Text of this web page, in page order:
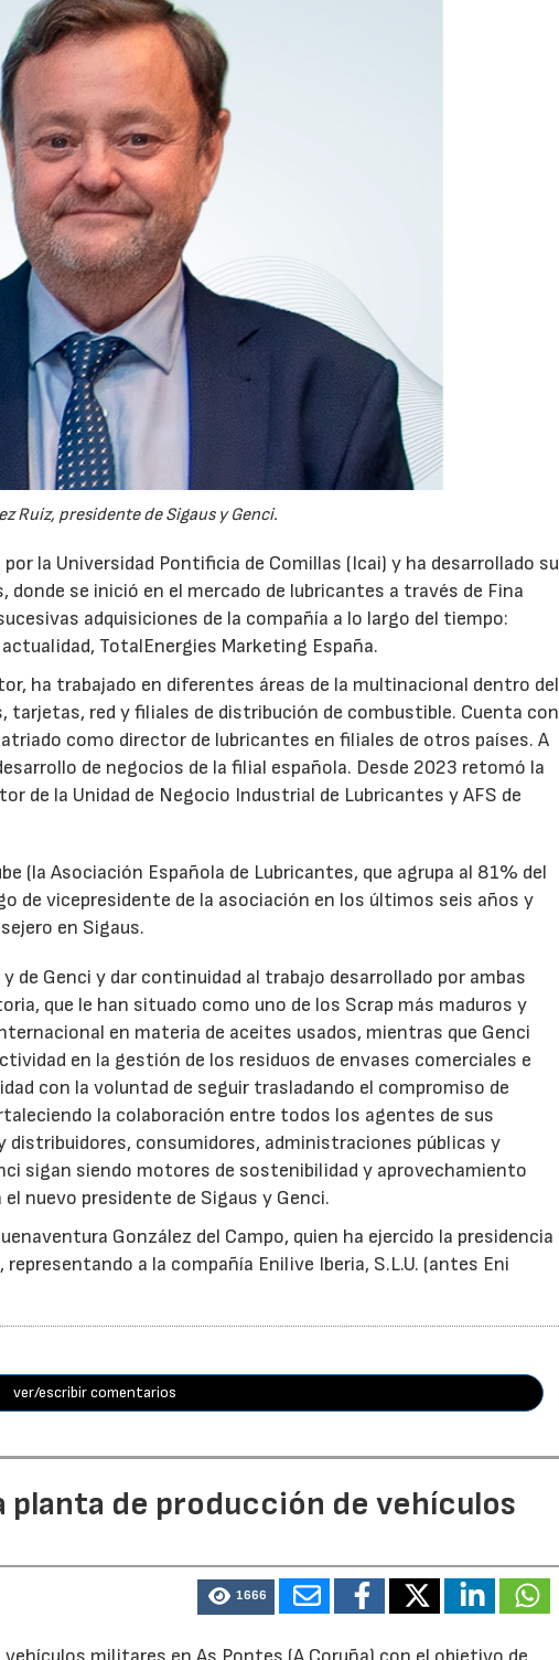
Ruiz, presidente de Sigaus y Genci.
la Universidad Pontificia de Comillas (Icai) y ha desarrollado su
donde se inició en el mercado de lubricantes a través de Fina
adquisiciones de la compañía a lo largo del tiempo:
TotalEnergies Marketing España.
ha trabajado en diferentes áreas de la multinacional dentro del
tarjetas, red y filiales de distribución de combustible. Cuenta con
como director de lubricantes en filiales de otros países. A
de negocios de la filial española. Desde 2023 retomó la
de la Unidad de Negocio Industrial de Lubricantes y AFS de
(la Asociación Española de Lubricantes, que agrupa al 81% del
de vicepresidente de la asociación en los últimos seis años y
en Sigaus.
de Genci y dar continuidad al trabajo desarrollado por ambas
que le han situado como uno de los Scrap más maduros y
en materia de aceites usados, mientras que Genci
en la gestión de los residuos de envases comerciales e
con la voluntad de seguir trasladando el compromiso de
la colaboración entre todos los agentes de sus
consumidores, administraciones públicas y
sigan siendo motores de sostenibilidad y aprovechamiento
nuevo presidente de Sigaus y Genci.
González del Campo, quien ha ejercido la presidencia
a la compañía Enilive Iberia, S.L.U. (antes Eni
ver/escribir comentarios
planta de producción de vehículos
1666